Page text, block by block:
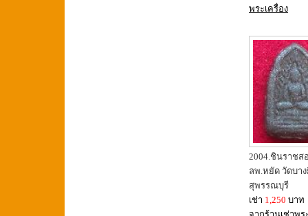
พระเครื่อง
2004.ชินราชส
ลพ.หยัด วัดบา
สุพรรณบุรี
เช่า 1,250 บาท